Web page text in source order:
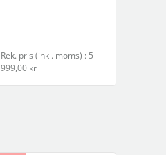
Rek. pris (inkl. moms) : 5
999,00 kr